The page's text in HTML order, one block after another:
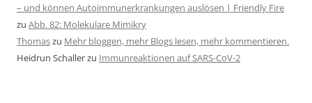
– und können Autoimmunerkrankungen auslösen | Friendly Fire
zu Abb. 82: Molekulare Mimikry
Thomaszu Mehr bloggen, mehr Blogs lesen, mehr kommentieren.
Heidrun Schallerzu Immunreaktionen auf SARS-CoV-2